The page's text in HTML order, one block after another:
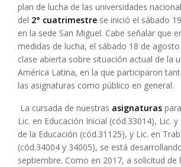
plan de lucha de las universidades
del 2° cuatrimestre se inició el sábado
en la sede San Miguel. Cabe señalar que
medidas de lucha, el sábado 18 de
clase abierta sobre situación actual de la
América Latina, en la que participaron
las asignaturas como público en general.
La cursada de nuestras asignaturas
Lic. en Educación Inicial (cód.33014), Lic.
de la Educación (cód.31125), y Lic. en
(cód.34004 y 34005), se está
septiembre. Como en 2017, a solicitud de